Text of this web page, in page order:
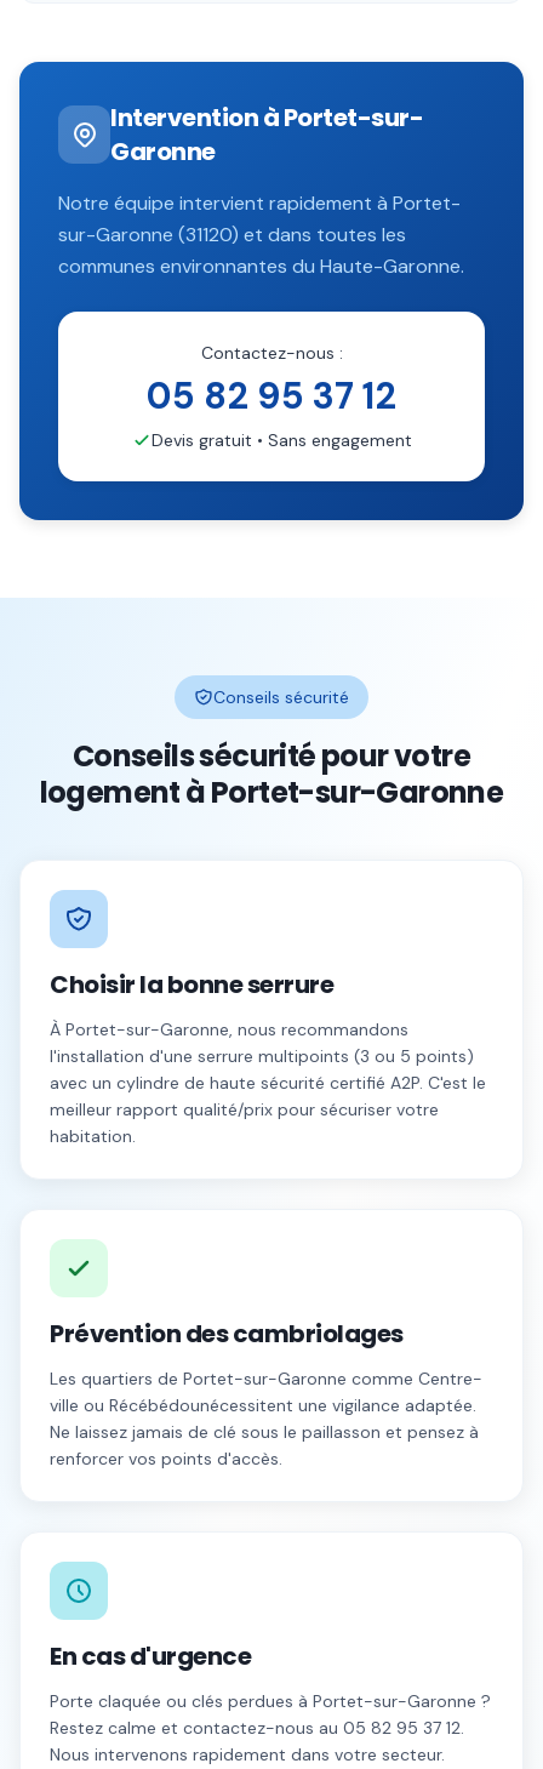
Intervention àPortet-sur-
Garonne
Notre équipe intervient rapidement à Portet-
sur-Garonne (31120) et dans toutes les
communes environnantes du Haute-Garonne.
Contactez-nous :
05 82 95 37 12
Devis gratuit • Sans engagement
Conseils sécurité
Conseils sécurité pour votre
logement àPortet-sur-Garonne
Choisir la bonne serrure
À Portet-sur-Garonne, nous recommandons
l'installation d'une serrure multipoints (3 ou 5 points)
avec un cylindre de haute sécurité certifié A2P. C'est le
meilleur rapport qualité/prix pour sécuriser votre
habitation.
Prévention des cambriolages
Les quartiers de Portet-sur-Garonne comme Centre-
ville ou Récébédounécessitent une vigilance adaptée.
Ne laissez jamais de clé sous le paillasson et pensez à
renforcer vos points d'accès.
En cas d'urgence
Porte claquée ou clés perdues à Portet-sur-Garonne ?
Restez calme et contactez-nous au 05 82 95 37 12.
Nous intervenons rapidement dans votre secteur.